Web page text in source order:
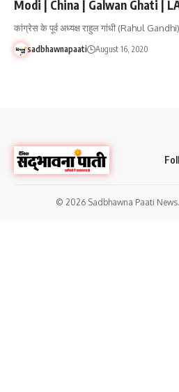
Modi | China | Galwan Ghati |
कांग्रेस के पूर्व अध्यक्ष राहुल गांधी (Rahul
sadbhawnapaati August 16, 2020
© 2026 Sadbhawna Paati